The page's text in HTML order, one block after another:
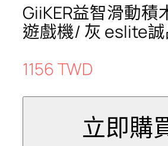
GiiKER益智滑動積
遊戲機/ 灰 eslite
1156 TWD